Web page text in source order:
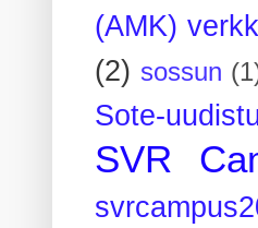
(AMK)
(2) sossun
Sote-
SVR